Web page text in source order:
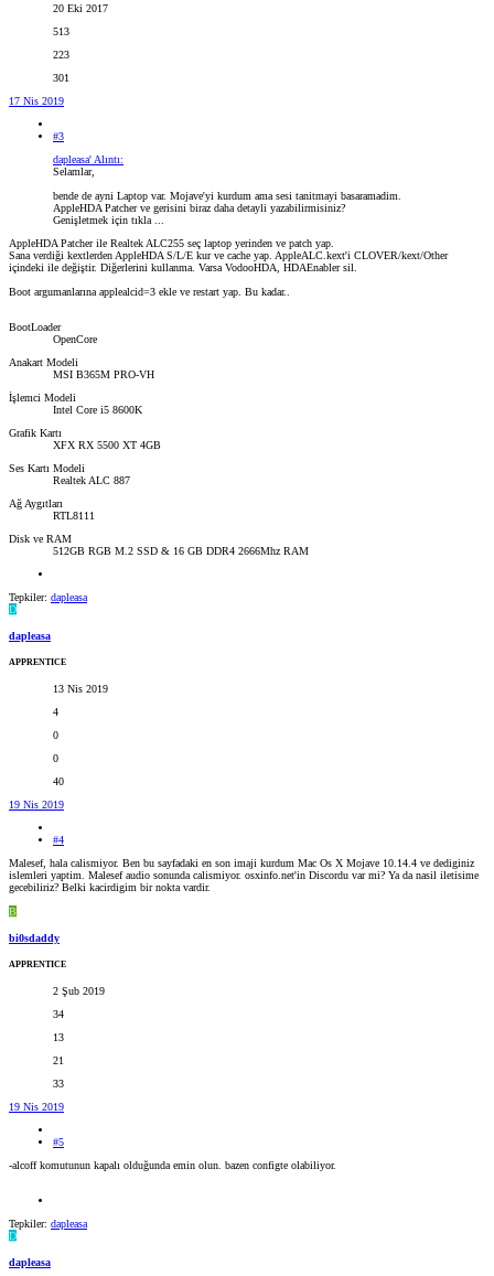
20 Eki 2017
513
223
301
17 Nis 2019
#3
dapleasa' Alıntı:
Selamlar,
bende de ayni Laptop var. Mojave'yi kurdum ama sesi tanitmayi basaramadim.
AppleHDA Patcher ve gerisini biraz daha detayli yazabilirmisiniz?
Genişletmek için tıkla ...
AppleHDA Patcher ile Realtek ALC255 seç laptop yerinden ve patch yap.
Sana verdiği kextlerden AppleHDA S/L/E kur ve cache yap. AppleALC.kext'i CLOVER/kext/Other
içindeki ile değiştir. Diğerlerini kullanma. Varsa VodooHDA, HDAEnabler sil.
Boot argumanlarına applealcid=3 ekle ve restart yap. Bu kadar..
BootLoader
OpenCore
Anakart Modeli
MSI B365M PRO-VH
İşlemci Modeli
Intel Core i5 8600K
Grafik Kartı
XFX RX 5500 XT 4GB
Ses Kartı Modeli
Realtek ALC 887
Ağ Aygıtları
RTL8111
Disk ve RAM
512GB RGB M.2 SSD & 16 GB DDR4 2666Mhz RAM
Tepkiler: dapleasa
D
dapleasa
APPRENTICE
13 Nis 2019
4
0
0
40
19 Nis 2019
#4
Malesef, hala calismiyor. Ben bu sayfadaki en son imaji kurdum Mac Os X Mojave 10.14.4 ve dediginiz
islemleri yaptim. Malesef audio sonunda calismiyor. osxinfo.net'in Discordu var mi? Ya da nasil iletisime
gecebiliriz? Belki kacirdigim bir nokta vardir.
B
bi0sdaddy
APPRENTICE
2 Şub 2019
34
13
21
33
19 Nis 2019
#5
-alcoff komutunun kapalı olduğunda emin olun. bazen configte olabiliyor.
Tepkiler: dapleasa
D
dapleasa